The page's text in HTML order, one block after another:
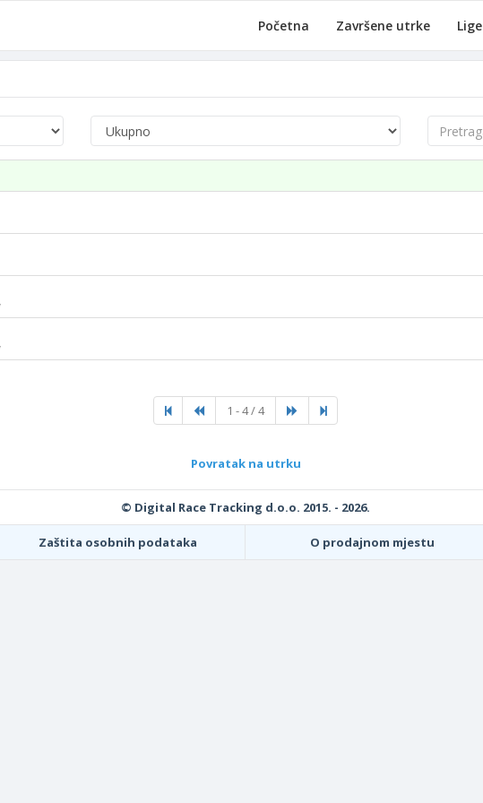
Početna Završene utrke Lige
Pretraga
1 - 4 / 4
Povratak na utrku
© Digital Race Tracking d.o.o. 2015. - 2026.
Zaštita osobnih podataka O prodajnom mjestu